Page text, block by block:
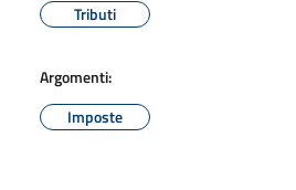
Tributi
Argomenti:
Imposte